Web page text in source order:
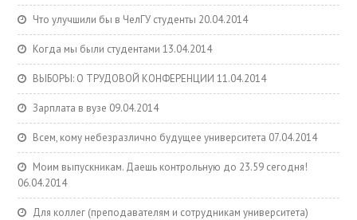
Что улучшили бы в ЧелГУ студенты 20.04.2014
Когда мы были студентами 13.04.2014
ВЫБОРЫ: О ТРУДОВОЙ КОНФЕРЕНЦИИ 11.04.2014
Зарплата в вузе 09.04.2014
Всем, кому небезразлично будущее университета 07.04.2014
Моим выпускникам. Даешь контрольную до 23.59 сегодня!
06.04.2014
Для коллег (преподавателям и сотрудникам университета)